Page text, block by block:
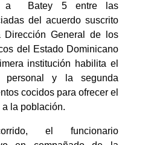
a Batey 5 entre las
del acuerdo suscrito
General de los
del Estado Dominicano
institución habilita el
y la segunda
cocidos para ofrecer el
la población.
el funcionario